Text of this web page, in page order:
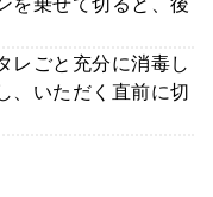
レごと充分に消毒し
、いただく直前に切